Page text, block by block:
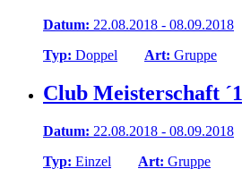
Datum: 22.08.2018 - 08.09.2018
Typ: Doppel Art: Gruppe
Club Meisterschaft
Datum: 22.08.2018 - 08.09.2018
Typ: Einzel Art: Gruppe